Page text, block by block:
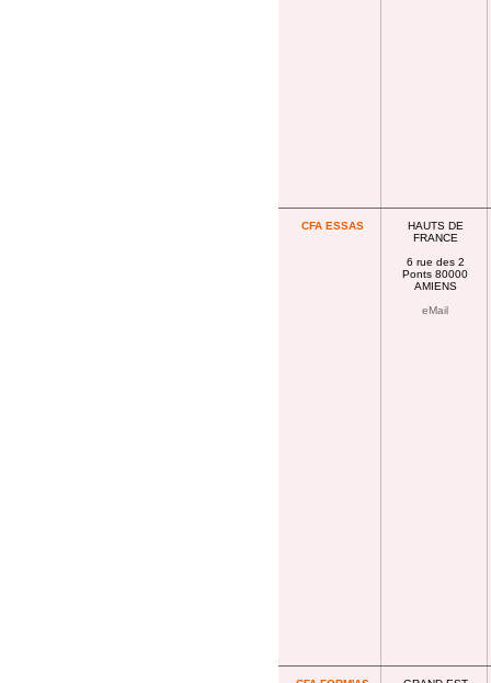
CFA ESSAS
HAUTS DE
FRANCE
6 rue des 2
Ponts 80000
AMIENS
eMail